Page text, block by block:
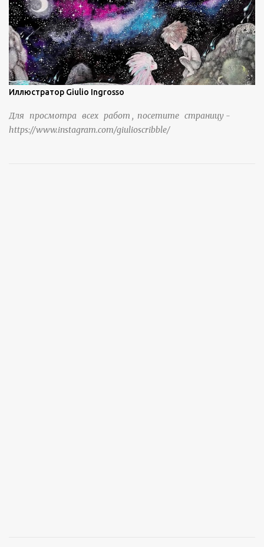
тысячи лет. источник
https://www.sohu.com/a/951672917_121984853
Иллюстратор Giulio Ingrosso
Для просмотра всех работ , посетите страницу -
https://www.instagram.com/giulioscribble/